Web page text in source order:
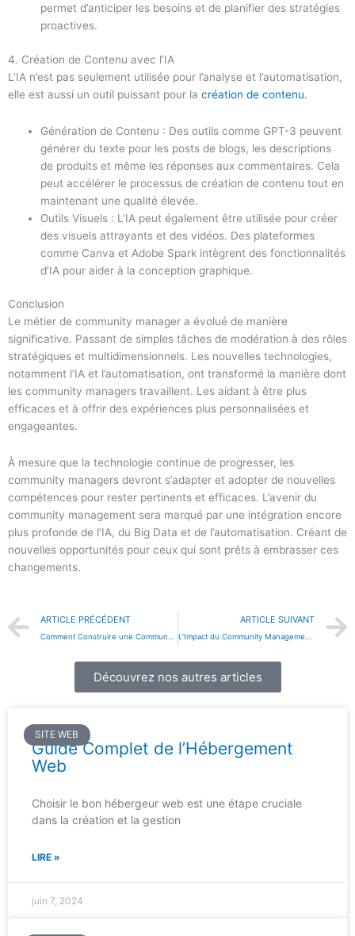
permet d’anticiper les besoins et de planifier des stratégies
proactives.
4. Création de Contenu avec l’IA
L’IA n’est pas seulement utilisée pour l’analyse et l’automatisation,
elle est aussi un outil puissant pour la création de contenu.
Génération de Contenu : Des outils comme GPT-3 peuvent
générer du texte pour les posts de blogs, les descriptions
de produits et même les réponses aux commentaires. Cela
peut accélérer le processus de création de contenu tout en
maintenant une qualité élevée.
Outils Visuels : L’IA peut également être utilisée pour créer
des visuels attrayants et des vidéos. Des plateformes
comme Canva et Adobe Spark intègrent des fonctionnalités
d’IA pour aider à la conception graphique.
Conclusion
Le métier de community manager a évolué de manière
significative. Passant de simples tâches de modération à des rôles
stratégiques et multidimensionnels. Les nouvelles technologies,
notamment l’IA et l’automatisation, ont transformé la manière dont
les community managers travaillent. Les aidant à être plus
efficaces et à offrir des expériences plus personnalisées et
engageantes.
À mesure que la technologie continue de progresser, les
community managers devront s’adapter et adopter de nouvelles
compétences pour rester pertinents et efficaces. L’avenir du
community management sera marqué par une intégration encore
plus profonde de l’IA, du Big Data et de l’automatisation. Créant de
nouvelles opportunités pour ceux qui sont prêts à embrasser ces
changements.
Précédent
ARTICLE PRÉCÉDENT ARTICLE SUIVANT
Découvrez nos autres articles
SITE WEB
Guide Complet de l’Hébergement
Web
Choisir le bon hébergeur web est une étape cruciale
dans la création et la gestion
LIRE »
juin 7, 2024